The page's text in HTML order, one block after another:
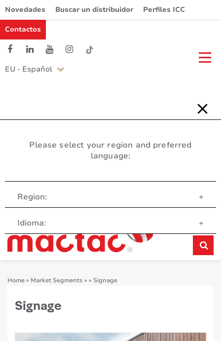
Novedades Buscar un distribuidor Perfiles ICC
Contactos
EU - Español
Please select your region and preferred
language:
Region: +
Idioma: +
Servicio al Cliente
Home» Market Segments » » Signage
Signage